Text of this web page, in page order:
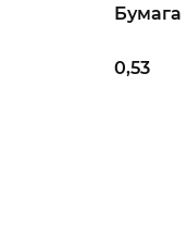
0,53
Бумага